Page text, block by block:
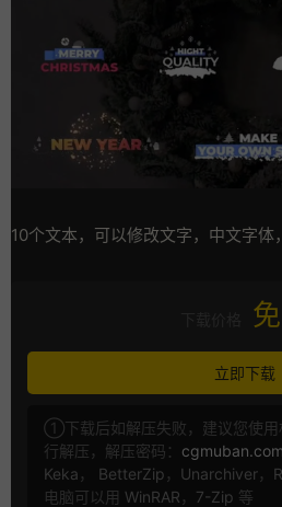
10个文本，可以修改文字，中文字体
立即下载
①下载后如解压失败，建议您使用
行解压，解压密码： cgmuban.com
Keka ， BetterZip ， Unarchiver，
电脑可以用 WinRAR ， 7-Zip 等